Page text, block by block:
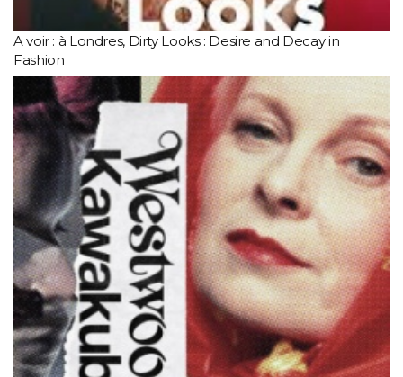
A voir : à Londres, Dirty Looks : Desire and Decay in
Fashion